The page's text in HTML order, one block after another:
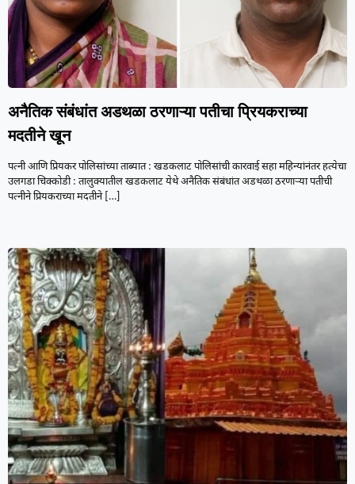
अनैतिक संबंधांत अडथळा ठरणाऱ्या पतीचा प्रियकराच्या
मदतीने खून
पत्नी आणि प्रियकर पोलिसांच्या ताब्यात : खडकलाट पोलिसांची कारवाई सहा महिन्यांनंतर हत्येचा
उलगडा चिक्कोडी : तालुक्यातील खडकलाट येथे अनैतिक संबंधांत अडथळा ठरणाऱ्या पतीची
पत्नीने प्रियकराच्या मदतीने[…]